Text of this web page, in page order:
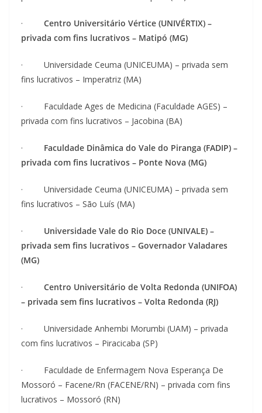
· Centro Universitário Vértice (UNIVÉRTIX) –
privada com fins lucrativos – Matipó (MG)
· Universidade Ceuma (UNICEUMA) – privada sem
fins lucrativos – Imperatriz (MA)
· Faculdade Ages de Medicina (Faculdade AGES) –
privada com fins lucrativos – Jacobina (BA)
· Faculdade Dinâmica do Vale do Piranga (FADIP) –
privada com fins lucrativos – Ponte Nova (MG)
· Universidade Ceuma (UNICEUMA) – privada sem
fins lucrativos – São Luís (MA)
· Universidade Vale do Rio Doce (UNIVALE) –
privada sem fins lucrativos – Governador Valadares
(MG)
· Centro Universitário de Volta Redonda (UNIFOA)
– privada sem fins lucrativos – Volta Redonda (RJ)
· Universidade Anhembi Morumbi (UAM) – privada
com fins lucrativos – Piracicaba (SP)
· Faculdade de Enfermagem Nova Esperança De
Mossoró – Facene/Rn (FACENE/RN) – privada com fins
lucrativos – Mossoró (RN)